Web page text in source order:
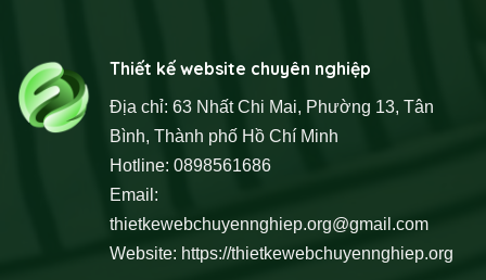
Thiết kế website chuyên nghiệp
Địa chỉ: 63 Nhất Chi Mai, Phường 13, Tân
Bình, Thành phố Hồ Chí Minh
Hotline: 0898561686
Email:
thietkewebchuyennghiep.org@gmail.com
Website: https://thietkewebchuyennghiep.org